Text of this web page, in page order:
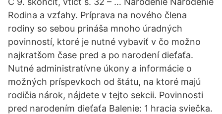
Rodina a vzťahy. Príprava na nového člena
rodiny so sebou prináša mnoho úradných
povinností, ktoré je nutné vybaviť v čo možno
najkratšom čase pred a po narodení dieťaťa.
Nutné administratívne úkony a informácie o
možných príspevkoch od štátu, na ktoré majú
rodičia nárok, nájdete v tejto sekcii. Povinnosti
pred narodením dieťaťa Balenie: 1 hracia sviečka.